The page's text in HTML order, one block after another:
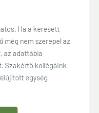
Ha a keresett
még nem szerepel az
az adattábla
Szakértő kollégáink
egység